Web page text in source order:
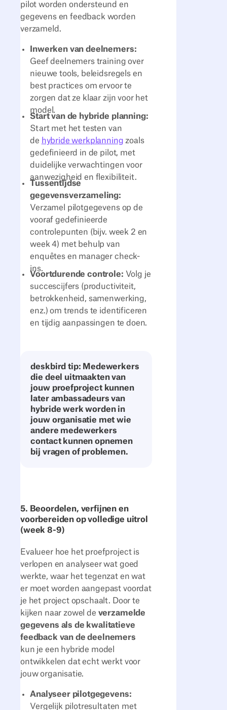
pilot worden ondersteund en
gegevens en feedback worden
verzameld.
Inwerken van deelnemers:
Geef deelnemers training over
nieuwe tools, beleidsregels en
best practices om ervoor te
zorgen dat ze klaar zijn voor het
model.
Start van de hybride planning:
Start met het testen van
de hybride werkplanning zoals
gedefinieerd in de pilot, met
duidelijke verwachtingen voor
aanwezigheid en flexibiliteit.
Tussentijdse
gegevensverzameling:
Verzamel pilotgegevens op de
vooraf gedefinieerde
controlepunten (bijv. week 2 en
week 4) met behulp van
enquêtes en manager check-
ins.
Voortdurende controle: Volg je
succescijfers (productiviteit,
betrokkenheid, samenwerking,
enz.) om trends te identificeren
en tijdig aanpassingen te doen.
deskbird tip: Medewerkers
die deel uitmaakten van
jouw proefproject kunnen
later ambassadeurs van
hybride werk worden in
jouw organisatie met wie
andere medewerkers
contact kunnen opnemen
bij vragen of problemen.
5. Beoordelen, verfijnen en
voorbereiden op volledige uitrol
(week 8-9)
Evalueer hoe het proefproject is
verlopen en analyseer wat goed
werkte, waar het tegenzat en wat
er moet worden aangepast voordat
je het project opschaalt. Door te
kijken naar zowel de verzamelde
gegevens als de kwalitatieve
feedback van de deelnemers
kun je een hybride model
ontwikkelen dat echt werkt voor
jouw organisatie.
Analyseer pilotgegevens:
Vergelijk pilotresultaten met